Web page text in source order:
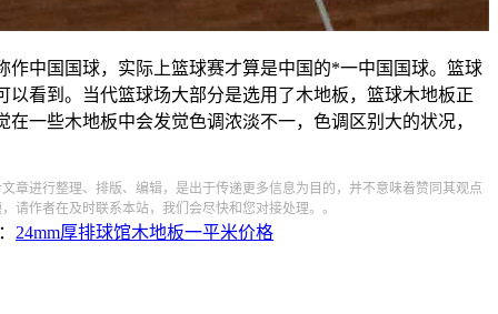
作中国国球，实际上篮球赛才算是中国的*一中国国球。篮球
看到。当代篮球场大部分是选用了木地板，篮球木地板正
一些木地板中会发觉色调浓淡不一，色调区别大的状况，
章进行整理、排版、编辑，是出于传递更多信息为目的，并不意味着赞同其观点
请作者在及时联系本站，我们会尽快和您对接处理。。
24mm厚排球馆木地板一平米价格